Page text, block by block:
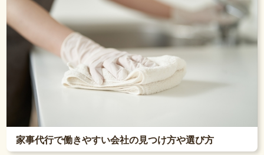
家事代行で働きやすい会社の見つけ方や選び方